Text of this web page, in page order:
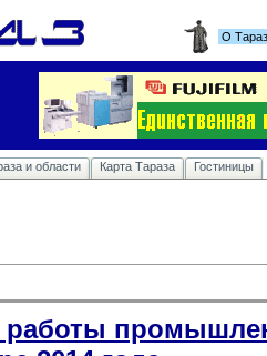
О
и области Карта Тараза Гостиницы
работы